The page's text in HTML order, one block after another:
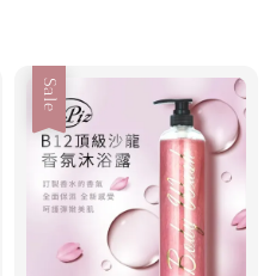
Sale